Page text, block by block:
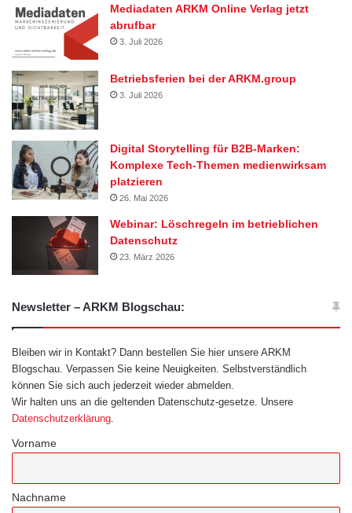
Mediadaten ARKM Online Verlag jetzt
abrufbar
3. Juli 2026
Betriebsferien bei der ARKM.group
3. Juli 2026
Digital Storytelling für B2B-Marken:
Komplexe Tech-Themen medienwirksam
platzieren
26. Mai 2026
Webinar: Löschregeln im betrieblichen
Datenschutz
23. März 2026
Newsletter – ARKM Blogschau:
Bleiben wir in Kontakt? Dann bestellen Sie hier unsere ARKM
Blogschau. Verpassen Sie keine Neuigkeiten. Selbstverständlich
können Sie sich auch jederzeit wieder abmelden.
Wir halten uns an die geltenden Datenschutz-gesetze. Unsere
Datenschutzerklärung.
Vorname
Nachname